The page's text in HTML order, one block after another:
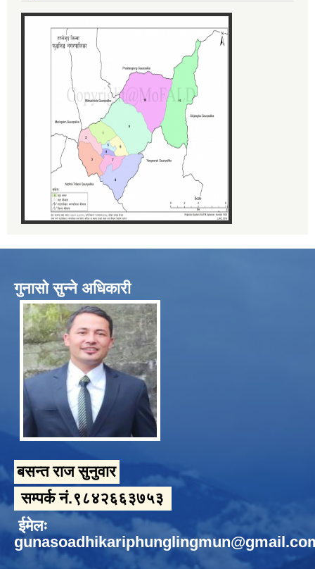
गुनासो सुन्ने अधिकारी
बसन्त राज सुनुवार
सम्पर्क नं.९८४२६६३७५३
ईमेलः